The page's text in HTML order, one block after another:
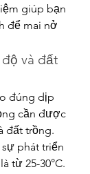
giúp bạn
để mai nở
và đất
đúng dịp
cần được
đất trồng.
phát triển
từ 25-30°C.